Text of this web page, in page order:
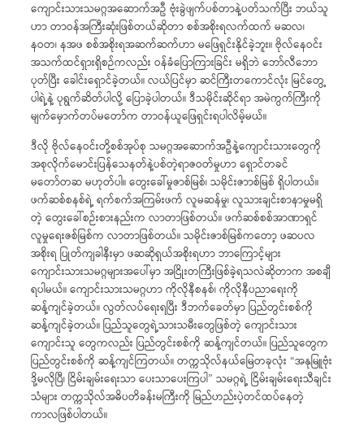
ကျောင်းသားသမဂ္ဂအဆောက်အဦ ဗုံးခွဲဖျက်ပစ်တာနဲ့ပတ်သက်ပြီး ဘယ်သူ
ဟာ တာဝန်အကြီးဆုံးဖြစ်တယ်ဆိုတာ စစ်အစိုးရလက်ထက် မဆလ၊
နဝတ၊ နအဖ စစ်အစိုးရအဆက်ဆက်ဟာ မဖြေရှင်းနိုင်ခဲ့ဘူး။ ဗိုလ်နေဝင်း
အသက်ထင်ရှားရှိစဉ်ကလည်း ဝန်ခံပြောကြားခြင်း မရှိဘဲ ဘော်လီဘော
ပုတ်ပြီး ခေါင်းရှောင်ခဲ့တယ်။ လယ်ပြင်မှာ ဆင်ကြီးတကောင်လုံး မြင်တွေ့
ပါရဲ့နဲ့ ပုရွက်ဆိတ်ပါလို့ ပြောခဲ့ပါတယ်။ ဒီသမိုင်းဆိုင်ရာ အမဲကွက်ကြီးကို
မျက်မှောက်တပ်မတော်က တာဝန်ယူဖြေရှင်းရပါလိမ့်မယ်။
ဒီလို ဗိုလ်နေဝင်းတို့စစ်အုပ်စု သမဂ္ဂအဆောက်အဦနဲ့ကျောင်းသားတွေကို
အစုလိုက်မောင်းပြန်သေနတ်နဲ့ပစ်တဲ့ရာဇဝတ်မှုဟာ ရှောင်တခင်
မတော်တဆ မဟုတ်ပါ။ တွေးခေါ်မှုဇာစ်မြစ်၊ သမိုင်းဇာာစ်မြစ် ရှိပါတယ်။
ဖက်ဆစ်စနစ်ရဲ့ ရက်စက်အကြမ်းဖက် လူမဆန်မှု၊ လူသားချင်းစာနာမှုမရှိ
တဲ့ တွေးခေါ်စဉ်းစားနည်းက လာတာဖြစ်တယ်။ ဖက်ဆစ်စစ်အာဏာရှင်
လူမှုရေးဇစ်မြစ်က လာတာဖြစ်တယ်။ သမိုင်းဇာစ်မြစ်ကတော့ ဖဆပလ
အစိုးရ ပြုတ်ကျခါနီးမှာ ဖဆဆိုရှယ်အစိုးရဟာ ဘာကြောင့်များ
ကျောင်းသားသမဂ္ဂများအပေါ်မှာ အငြိုးတကြီးဖြစ်ခဲ့ရသလဲဆိုတာက အစချီ
ရပါမယ်။ ကျောင်းသားသမဂ္ဂဟာ ကိုလိုနီစနစ်၊ ကိုလိုနီပညာရေးကို
ဆန့်ကျင်ခဲ့တယ်။ လွတ်လပ်ရေးရပြီး ဒီဘက်ခေတ်မှာ ပြည်တွင်းစစ်ကို
ဆန့်ကျင်ခဲ့တယ်။ ပြည်သူတွေရဲ့သားသမီးတွေဖြစ်တဲ့ ကျောင်းသား
ကျောင်းသူ တွေကလည်း ပြည်တွင်းစစ်ကို ဆန့်ကျင်တယ်။ ပြည်သူတွေက
ပြည်တွင်းစစ်ကို ဆန့်ကျင်ကြတယ်။ တက္ကသိုလ်နယ်မြေတခုလုံး “အနုမြူဗုံး
ဒို့မလိုပြီ၊ ငြိမ်းချမ်းရေးသာ ပေးသာပေးကြပါ” သမဂ္ဂရဲ့ ငြိမ်းချမ်းရေးသီချင်း
သံများ တက္ကသိုလ်အဓိပတိခန်းမကြီးကို မြည်ဟည်းပဲ့တင်ထပ်နေတဲ့
ကာလဖြစ်ပါတယ်။